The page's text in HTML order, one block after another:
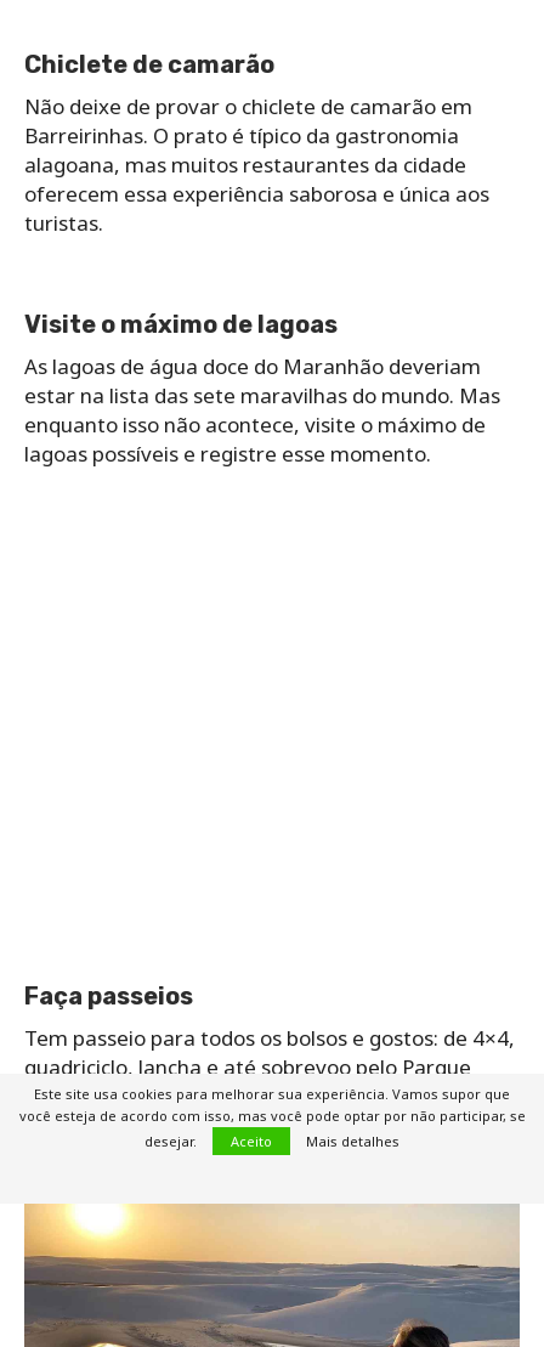
Chiclete de camarão
Não deixe de provar o chiclete de camarão em
Barreirinhas. O prato é típico da gastronomia
alagoana, mas muitos restaurantes da cidade
oferecem essa experiência saborosa e única aos
turistas.
Visite o máximo de lagoas
As lagoas de água doce do Maranhão deveriam
estar na lista das sete maravilhas do mundo. Mas
enquanto isso não acontece, visite o máximo de
lagoas possíveis e registre esse momento.
Faça passeios
Tem passeio para todos os bolsos e gostos: de 4×4,
quadriciclo, lancha e até sobrevoo pelo Parque
Nacional dos Lençóis Maranhenses.
Ver o pôr do sol
Este site usa cookies para melhorar sua experiência. Vamos supor que
você esteja de acordo com isso, mas você pode optar por não participar, se
desejar.
Aceito Mais detalhes